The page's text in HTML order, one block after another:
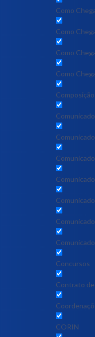
Como
Como
Como
Como
Concursos
Contrato
CORIN